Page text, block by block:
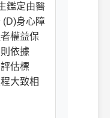
鑑定由醫
(D)身心障
權益保
依據
估標
大致相